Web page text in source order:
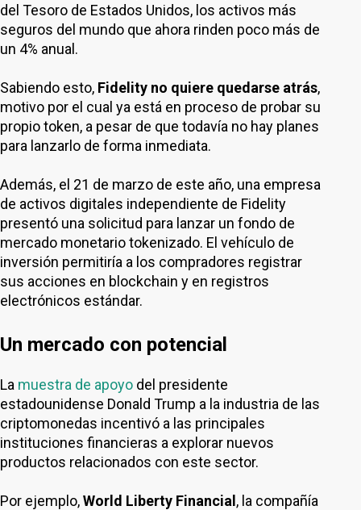
del Tesoro de Estados Unidos, los activos más
seguros del mundo que ahora rinden poco más de
un 4% anual.
Sabiendo esto, Fidelity no quiere quedarse atrás,
motivo por el cual ya está en proceso de probar su
propio token, a pesar de que todavía no hay planes
para lanzarlo de forma inmediata.
Además, el 21 de marzo de este año, una empresa
de activos digitales independiente de Fidelity
presentó una solicitud para lanzar un fondo de
mercado monetario tokenizado. El vehículo de
inversión permitiría a los compradores registrar
sus acciones en blockchain y en registros
electrónicos estándar.
Un mercado con potencial
La muestra de apoyo del presidente
estadounidense Donald Trump a la industria de las
criptomonedas incentivó a las principales
instituciones financieras a explorar nuevos
productos relacionados con este sector.
Por ejemplo,World Liberty Financial , la compañía